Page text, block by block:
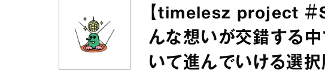
【timelesz project ＃
んな想いが交錯する中
いて進んでいける選択